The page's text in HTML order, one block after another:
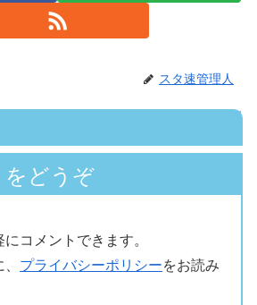
スタ速管理人
どうぞ
コメントできます。
プライバシーポリシーをお読み